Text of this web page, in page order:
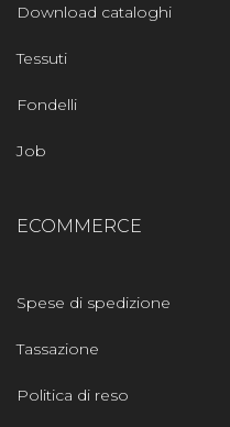
Download cataloghi
Tessuti
Fondelli
Job
ECOMMERCE
Spese di spedizione
Tassazione
Politica di reso